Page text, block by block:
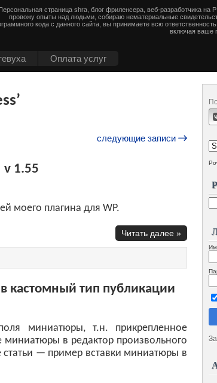
Оплата услуг
страница shra, блог фриленсера, веб-разработчика
провожу опыты над людьми, собираю нематериальные
кода с данного сайта, вы принимаете всю
включая ваше
следующие записи
1.55
моего плагина для WP.
Читать далее »
кастомный тип публикации
миниатюры, т.н. прикрепленное
в редактор произвольного
— пример вставки миниатюры в